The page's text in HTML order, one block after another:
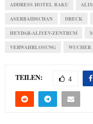
ADDRESS HOTEL BAKU
ASERBAIDSCHAN DRECK
HEYDAR-ALIYEV-ZENTRUM
VERWAHRLOSUNG WUCHER
TEILEN: 4